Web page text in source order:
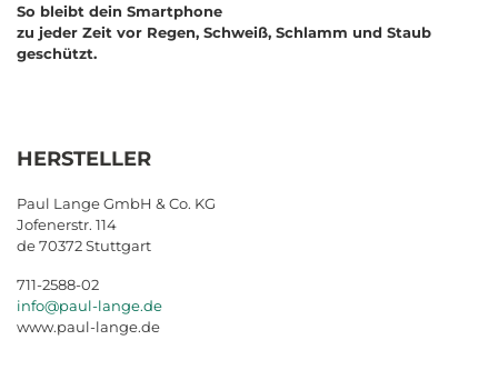
So bleibt dein Smartphone
zu jeder Zeit vor Regen, Schweiß, Schlamm und Staub
geschützt.
HERSTELLER
Paul Lange GmbH & Co. KG
Jofenerstr. 114
de 70372 Stuttgart
711-2588-02
info@paul-lange.de
www.paul-lange.de